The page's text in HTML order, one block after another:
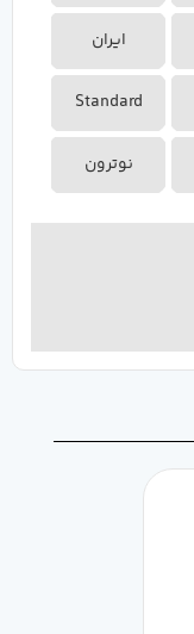
ایران
Standard
نوترون